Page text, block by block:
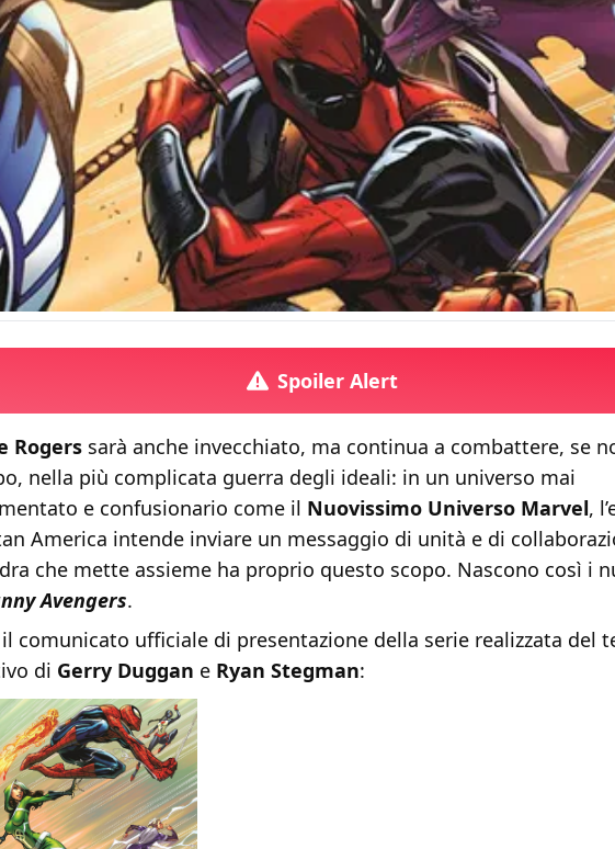
Spoiler Alert
Rogers sarà anche invecchiato, ma continua a combattere, se
nella più complicata guerra degli ideali: in un universo mai
e confusionario come il Nuovissimo Universo Marvel,
America intende inviare un messaggio di unità e di
che mette assieme ha proprio questo scopo. Nascono così i
Avengers.
il comunicato ufficiale di presentazione della serie realizzata del
di Gerry Duggan e Ryan Stegman: